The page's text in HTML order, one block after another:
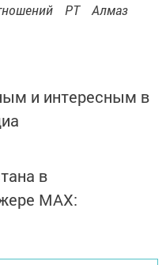
РТ Алмаз
и интересным в
в
MАХ: